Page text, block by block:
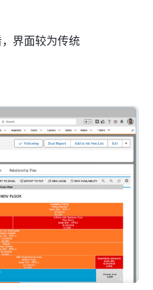
界面较为传统